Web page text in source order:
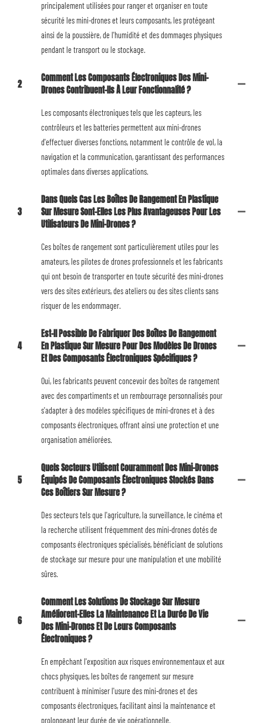
principalement utilisées pour ranger et organiser en toute
sécurité les mini-drones et leurs composants, les protégeant
ainsi de la poussière, de l'humidité et des dommages physiques
pendant le transport ou le stockage.
2
Comment Les Composants Électroniques Des Mini-
Drones Contribuent-Ils À Leur Fonctionnalité ?
Les composants électroniques tels que les capteurs, les
contrôleurs et les batteries permettent aux mini-drones
d'effectuer diverses fonctions, notamment le contrôle de vol, la
navigation et la communication, garantissant des performances
optimales dans diverses applications.
3
Dans Quels Cas Les Boîtes De Rangement En Plastique
Sur Mesure Sont-Elles Les Plus Avantageuses Pour Les
Utilisateurs De Mini-Drones ?
Ces boîtes de rangement sont particulièrement utiles pour les
amateurs, les pilotes de drones professionnels et les fabricants
qui ont besoin de transporter en toute sécurité des mini-drones
vers des sites extérieurs, des ateliers ou des sites clients sans
risquer de les endommager.
4
Est-Il Possible De Fabriquer Des Boîtes De Rangement
En Plastique Sur Mesure Pour Des Modèles De Drones
Et Des Composants Électroniques Spécifiques ?
Oui, les fabricants peuvent concevoir des boîtes de rangement
avec des compartiments et un rembourrage personnalisés pour
s'adapter à des modèles spécifiques de mini-drones et à des
composants électroniques, offrant ainsi une protection et une
organisation améliorées.
5
Quels Secteurs Utilisent Couramment Des Mini-Drones
Équipés De Composants Électroniques Stockés Dans
Ces Boîtiers Sur Mesure ?
Des secteurs tels que l'agriculture, la surveillance, le cinéma et
la recherche utilisent fréquemment des mini-drones dotés de
composants électroniques spécialisés, bénéficiant de solutions
de stockage sur mesure pour une manipulation et une mobilité
sûres.
6
Comment Les Solutions De Stockage Sur Mesure
Améliorent-Elles La Maintenance Et La Durée De Vie
Des Mini-Drones Et De Leurs Composants
Électroniques ?
En empêchant l'exposition aux risques environnementaux et aux
chocs physiques, les boîtes de rangement sur mesure
contribuent à minimiser l'usure des mini-drones et des
composants électroniques, facilitant ainsi la maintenance et
prolongeant leur durée de vie opérationnelle.